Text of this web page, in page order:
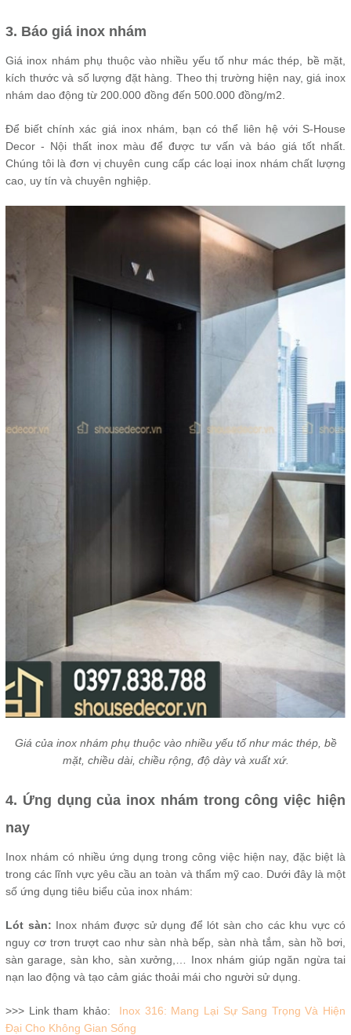
3. Báo giá inox nhám
Giá inox nhám phụ thuộc vào nhiều yếu tố như mác thép, bề mặt,
kích thước và số lượng đặt hàng. Theo thị trường hiện nay, giá inox
nhám dao động từ 200.000 đồng đến 500.000 đồng/m2.
Để biết chính xác giá inox nhám, bạn có thể liên hệ với S-House
Decor - Nội thất inox màu để được tư vấn và báo giá tốt nhất.
Chúng tôi là đơn vị chuyên cung cấp các loại inox nhám chất lượng
cao, uy tín và chuyên nghiệp.
Giá của inox nhám phụ thuộc vào nhiều yếu tố như mác thép, bề
mặt, chiều dài, chiều rộng, độ dày và xuất xứ.
4. Ứng dụng của inox nhám trong công việc hiện
nay
Inox nhám có nhiều ứng dụng trong công việc hiện nay, đặc biệt là
trong các lĩnh vực yêu cầu an toàn và thẩm mỹ cao. Dưới đây là một
số ứng dụng tiêu biểu của inox nhám:
Lót sàn: Inox nhám được sử dụng để lót sàn cho các khu vực có
nguy cơ trơn trượt cao như sàn nhà bếp, sàn nhà tắm, sàn hồ bơi,
sàn garage, sàn kho, sàn xưởng,… Inox nhám giúp ngăn ngừa tai
nạn lao động và tạo cảm giác thoải mái cho người sử dụng.
>>> Link tham khảo:
Inox 316: Mang Lại Sự Sang Trọng Và Hiện
Đại Cho Không Gian Sống